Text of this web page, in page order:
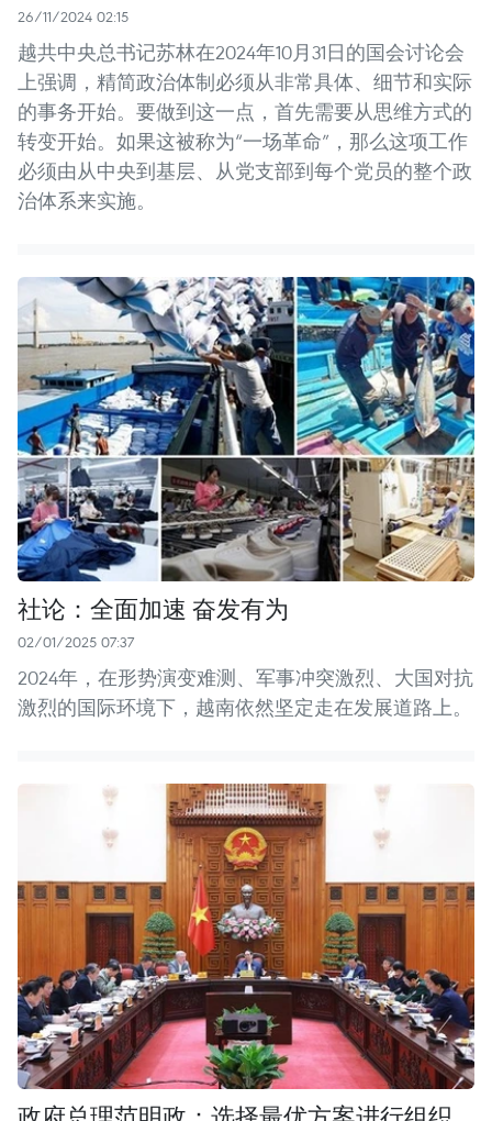
26/11/2024 02:15
越共中央总书记苏林在2024年10月31日的国会讨论会
上强调，精简政治体制必须从非常具体、细节和实际
的事务开始。要做到这一点，首先需要从思维方式的
转变开始。如果这被称为“一场革命”，那么这项工作
必须由从中央到基层、从党支部到每个党员的整个政
治体系来实施。
社论：全面加速 奋发有为
02/01/2025 07:37
2024年，在形势演变难测、军事冲突激烈、大国对抗
激烈的国际环境下，越南依然坚定走在发展道路上。